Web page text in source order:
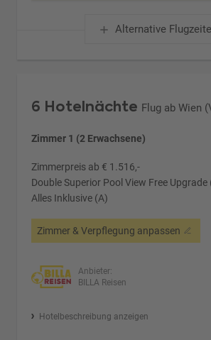
Alternative
6 Hotelnächte Flug ab Wien
Zimmer 1 (2 Erwachsene)
Zimmerpreis ab € 1.516,-
Double Superior Pool View Free Upgrade
Alles Inklusive (A)
Zimmer & Verpflegung anpassen
Anbieter:
BILLA Reisen
Hotelbeschreibung anzeigen